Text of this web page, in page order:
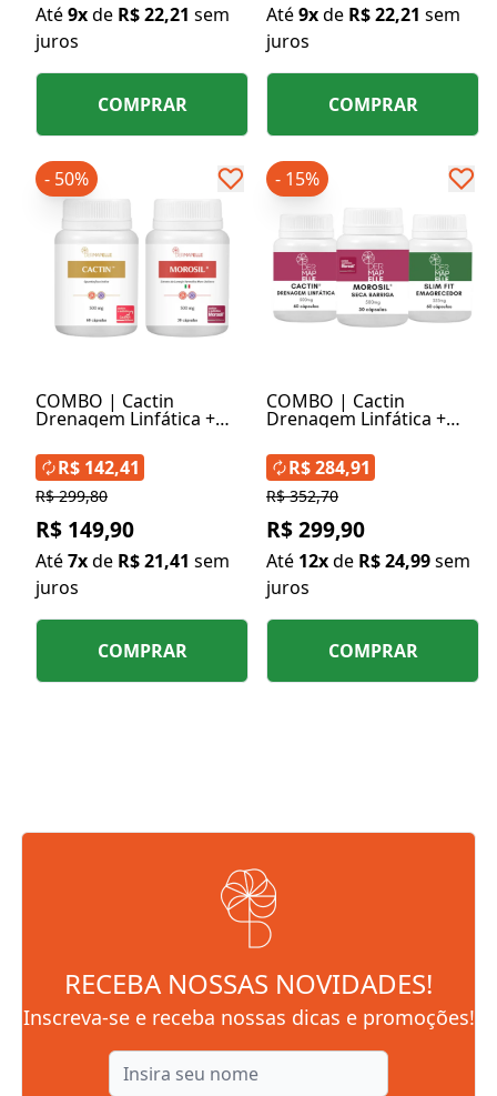
Até9xde R$ 22,21 sem
juros
COMPRAR
Até9xde R$ 22,21 sem
juros
COMPRAR
COMBO | Cactin
Drenagem Linfática +
- 50%
R$ 299,80
R$ 149,90
Até7xde R$ 21,41 sem
juros
R$ 142,41
COMPRAR
COMBO | Cactin
Drenagem Linfática +
Morosil® Seca Barriga
- 15%
R$ 352,70
R$ 299,90
Até 12xde R$ 24,99sem
juros
R$ 284,91
COMPRAR
RECEBA NOSSAS NOVIDADES!
Inscreva-se e receba nossas dicas e promoções!